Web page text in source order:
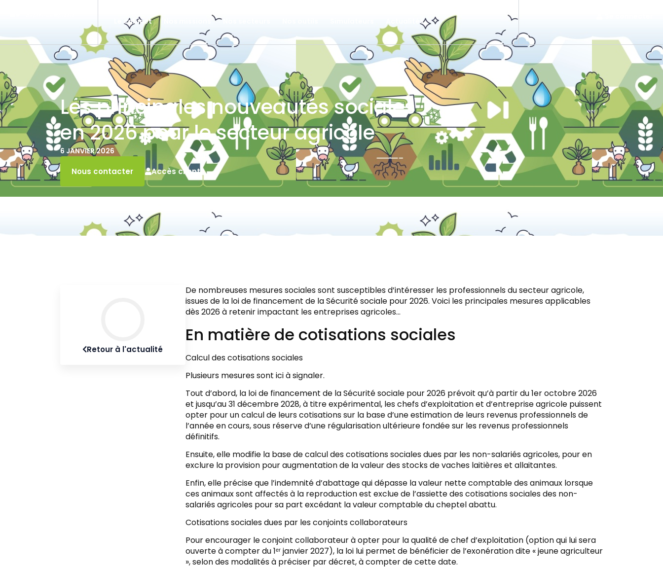
Le cabinet Actualités
Les principales nouveautés sociales
en 2026 pour le secteur agricole
6 JANVIER 2026
Nous contacter Accès client
Retour à l'actualité
De nombreuses mesures sociales sont susceptibles d’intéresser les professionnels du secteur agricole,
issues de la loi de financement de la Sécurité sociale pour 2026. Voici les principales mesures applicables
dès 2026 à retenir impactant les entreprises agricoles…
En matière de cotisations sociales
Calcul des cotisations sociales
Plusieurs mesures sont ici à signaler.
Tout d’abord, la loi de financement de la Sécurité sociale pour 2026 prévoit qu’à partir du 1er octobre 2026
et jusqu’au 31 décembre 2028, à titre expérimental, les chefs d’exploitation et d’entreprise agricole puissent
opter pour un calcul de leurs cotisations sur la base d’une estimation de leurs revenus professionnels de
l’année en cours, sous réserve d’une régularisation ultérieure fondée sur les revenus professionnels
définitifs.
Ensuite, elle modifie la base de calcul des cotisations sociales dues par les non-salariés agricoles, pour en
exclure la provision pour augmentation de la valeur des stocks de vaches laitières et allaitantes.
Enfin, elle précise que l’indemnité d’abattage qui dépasse la valeur nette comptable des animaux lorsque
ces animaux sont affectés à la reproduction est exclue de l’assiette des cotisations sociales des non-
salariés agricoles pour sa part excédant la valeur comptable du cheptel abattu.
Cotisations sociales dues par les conjoints collaborateurs
Pour encourager le conjoint collaborateur à opter pour la qualité de chef d’exploitation (option qui lui sera
ouverte à compter du 1ᵉʳ janvier 2027), la loi lui permet de bénéficier de l’exonération dite « jeune agriculteur
», selon des modalités à préciser par décret, à compter de cette date.